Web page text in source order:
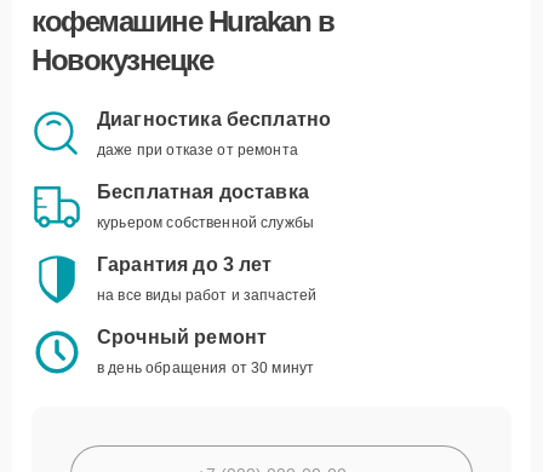
кофемашине Hurakan в
Новокузнецке
Диагностика бесплатно
даже при отказе от ремонта
Бесплатная доставка
курьером собственной службы
Гарантия до 3 лет
на все виды работ и запчастей
Срочный ремонт
в день обращения от 30 минут